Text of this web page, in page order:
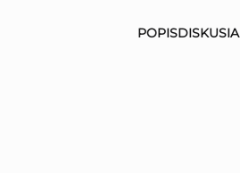
POPISDISKUSIA